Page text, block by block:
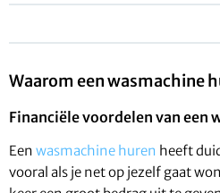
Waarom een wasmachine
Financiële voordelen van een
Een wasmachine huren heeft
vooral als je net op jezelf gaat